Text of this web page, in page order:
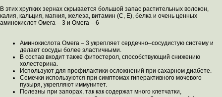
В этих хрупких зернах скрывается большой запас растительных волокон,
калия, кальция, магния, железа, витамин (С, Е), белка и очень ценных
аминокислот Омега – 3 и Омега – 6
Аминокислота Омега – 3 укрепляет сердечно–сосудистую систему и
делает сосуды более эластичными.
В состав входит также фитостерол, способствующий снижению
холестерина.
Используют для профилактики осложнений при сахарном диабете.
Семечки используются при симптомах гиперактивного мочевого
пузыря, укрепляют иммунитет.
Полезны при запорах, так как содержат много клетчатки,